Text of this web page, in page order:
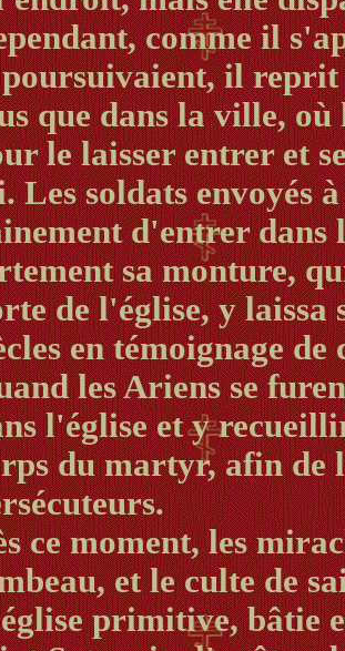
comme il
il reprit
que dans la ville,
le laisser entrer et
Les soldats envoyés
d'entrer dans
sa monture,
de l'église, y laissa
en témoignage de
les Ariens se
l'église et y
du martyr, afin de
ce moment, les
et le culte de
primitive, bâtie